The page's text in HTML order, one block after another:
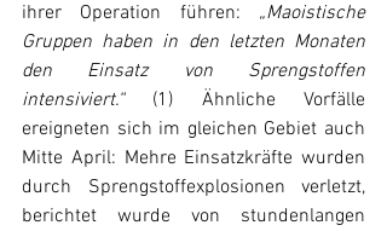
ihrer Operation führen: „Maoistische
Gruppen haben in den letzten Monaten
den Einsatz von Sprengstoffen
intensiviert.“ (1) Ähnliche Vorfälle
ereigneten sich im gleichen Gebiet auch
Mitte April: Mehre Einsatzkräfte wurden
durch Sprengstoffexplosionen verletzt,
berichtet wurde von stundenlangen